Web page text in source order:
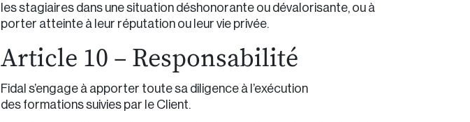
les stagiaires dans une situation déshonorante ou dévalorisante, ou à
porter atteinte à leur réputation ou leur vie privée.
Article 10 – Responsabilité
Fidal s’engage à apporter toute sa diligence à l’exécution
des formations suivies par le Client.